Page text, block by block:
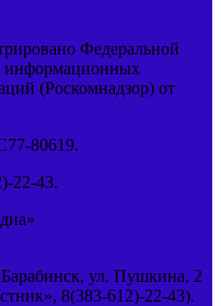
Федеральной
информационных
(Роскомнадзор) от
80619.
22-43.
Барабинск, ул. Пушкина, 2
8(383-612)-22-43).